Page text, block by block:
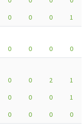
0 0 0
1
0 0 0
0
0 0 2
1
0 0 0
1
0 0 0
0